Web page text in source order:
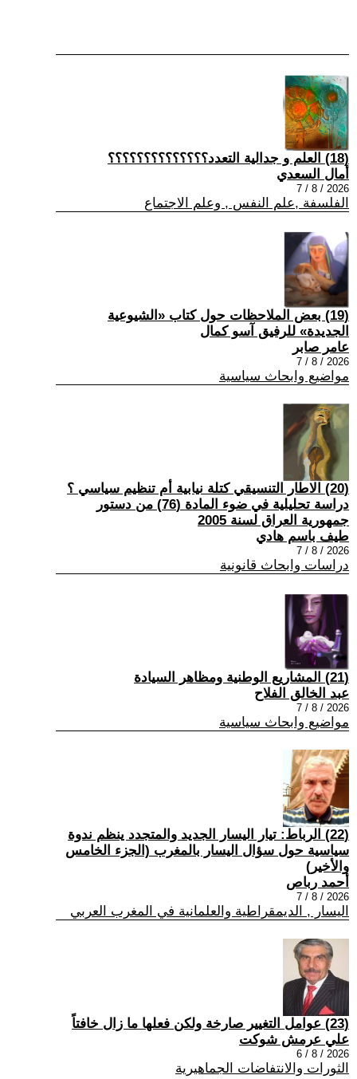
(18) العلم و جدالية التعدد؟؟؟؟؟؟؟؟؟؟؟؟؟؟
أمال السعدي
2026 / 8 / 7
الفلسفة ,علم النفس , وعلم الاجتماع
(19) بعض الملاحظات حول كتاب «الشيوعية
الجديدة» للرفيق آسو كمال
عامر صابر
2026 / 8 / 7
مواضيع وابحاث سياسية
(20) الاطار التنسيقي كتلة نيابية أم تنظيم سياسي ؟
دراسة تحليلية في ضوء المادة (76) من دستور
جمهورية العراق لسنة 2005
طيف باسم هادي
2026 / 8 / 7
دراسات وابحاث قانونية
(21) المشاريع الوطنية ومظاهر السيادة
عبد الخالق الفلاح
2026 / 8 / 7
مواضيع وابحاث سياسية
(22) الرباط: تيار اليسار الجديد والمتجدد ينظم ندوة
سياسية حول سؤال اليسار بالمغرب (الجزء الخامس
والأخير)
أحمد رباص
2026 / 8 / 7
اليسار , الديمقراطية والعلمانية في المغرب العربي
(23) عوامل التغيير صارخة ولكن فعلها ما زال خافتاً
علي عرمش شوكت
2026 / 8 / 6
الثورات والانتفاضات الجماهيرية